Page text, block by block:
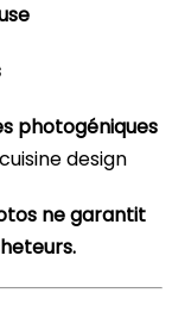
photogéniques
design
ne garantit